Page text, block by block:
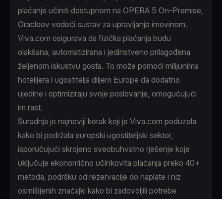
plaćanje učiniti dostupnom na OPERA 5 On-Premise,
Oracleov vodeći sustav za upravljanje imovinom.
Viva.com osigurava da fizička plaćanja budu
olakšana, automatizirana i jedinstveno prilagođena
željenom iskustvu gosta. To može pomoći milijunima
hotelijera i ugostitelja diljem Europe da dodatno
ujedine i optimiziraju svoje poslovanje, omogućujući
im rast.
Suradnja je najnoviji korak koji je Viva.com poduzela
kako bi podržala europski ugostiteljski sektor,
isporučujući skrojeno sveobuhvatno rješenje koje
uključuje ekonomično učinkovita plaćanja preko 40+
metoda, podršku od rezervacije do naplate i niz
osmišljenih značajki kako bi zadovoljili potrebe